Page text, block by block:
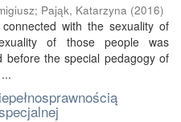
; Pająk, Katarzyna (2016)
with the sexuality of
of those people was
before the special pedagogy of